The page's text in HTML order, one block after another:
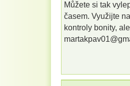
Můžete si tak
časem. Využijte
kontroly bonity,